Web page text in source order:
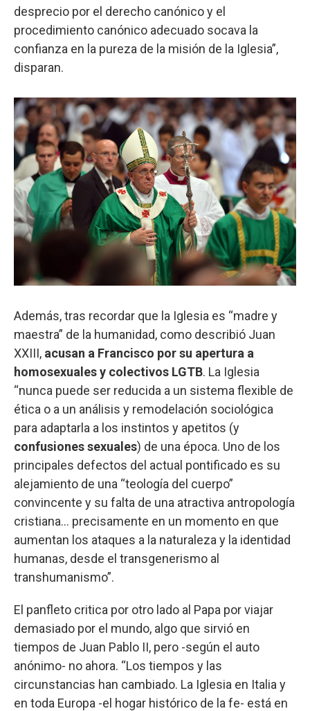
desprecio por el derecho canónico y el
procedimiento canónico adecuado socava la
confianza en la pureza de la misión de la Iglesia”,
disparan.
Además, tras recordar que la Iglesia es “madre y
maestra” de la humanidad, como describió Juan
XXIII, acusan a Francisco por su apertura a
homosexuales y colectivos LGTB. La Iglesia
“nunca puede ser reducida a un sistema flexible de
ética o a un análisis y remodelación sociológica
para adaptarla a los instintos y apetitos (y
confusiones sexuales) de una época. Uno de los
principales defectos del actual pontificado es su
alejamiento de una “teología del cuerpo”
convincente y su falta de una atractiva antropología
cristiana... precisamente en un momento en que
aumentan los ataques a la naturaleza y la identidad
humanas, desde el transgenerismo al
transhumanismo”.
El panfleto critica por otro lado al Papa por viajar
demasiado por el mundo, algo que sirvió en
tiempos de Juan Pablo II, pero -según el auto
anónimo- no ahora. “Los tiempos y las
circunstancias han cambiado. La Iglesia en Italia y
en toda Europa -el hogar histórico de la fe- está en